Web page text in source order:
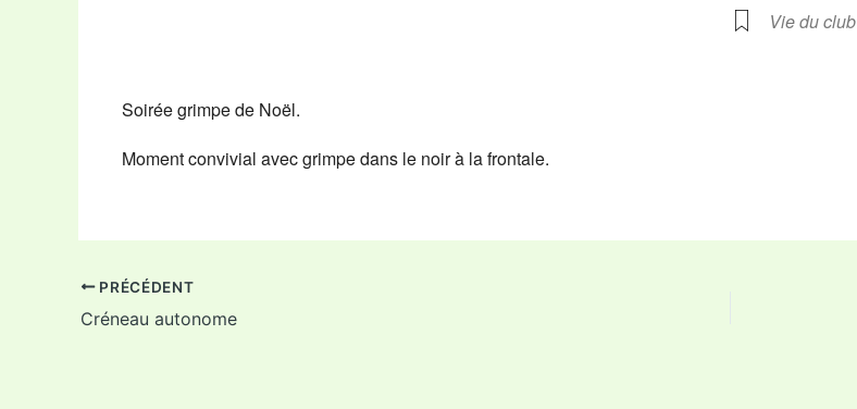
Vie du club
Soirée grimpe de Noël.
Moment convivial avec grimpe dans le noir à la frontale.
PRÉCÉDENT
Créneau autonome